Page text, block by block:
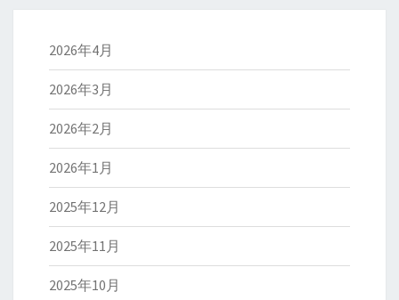
2026年4月
2026年3月
2026年2月
2026年1月
2025年12月
2025年11月
2025年10月